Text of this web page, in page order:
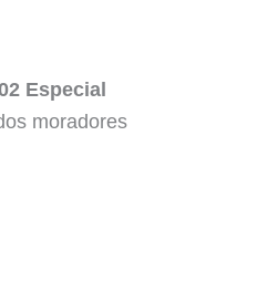
Especial
moradores